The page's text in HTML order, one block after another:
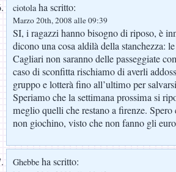
ciotolaha scritto:
Marzo 20th, 2008 alle 09:39
SI, i ragazzi hanno bisogno di riposo, è
dicono una cosa aldilà della stanchezza:
Cagliari non saranno delle passeggiate
caso di sconfitta rischiamo di averli
gruppo e lotterà fino all’ultimo per
Speriamo che la settimana prossima si
meglio quelli che restano a firenze.
non giochino, visto che non fanno gli
Ghebbe ha scritto: